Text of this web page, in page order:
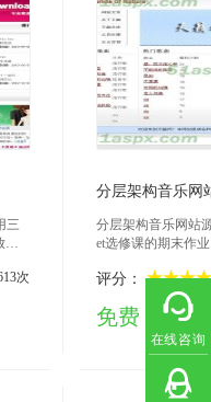
在线咨询
三
音
全次
分层架构音乐网
分层架构音乐网站
et选修课的期末作
前台浏览歌曲，播
员注册，后台分管
及会员信息修改；
站还存在bug还在
时有时没有，这些
的三层音乐网站很
思想，所以大家互
评分：
免费